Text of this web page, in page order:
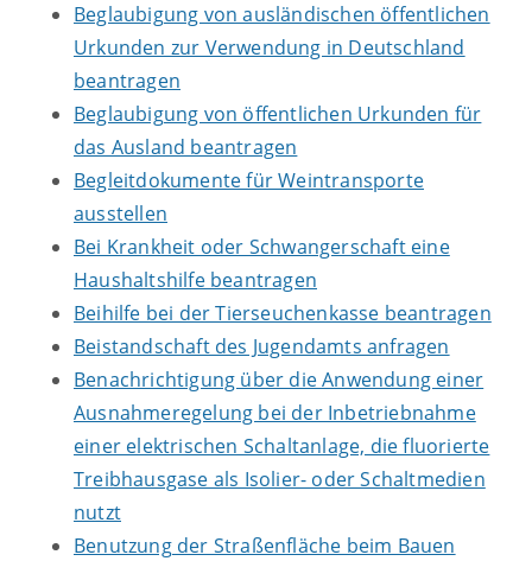
Beglaubigung von ausländischen öffentlichen
Urkunden zur Verwendung in Deutschland
beantragen
Beglaubigung von öffentlichen Urkunden für
das Ausland beantragen
Begleitdokumente für Weintransporte
ausstellen
Bei Krankheit oder Schwangerschaft eine
Haushaltshilfe beantragen
Beihilfe bei der Tierseuchenkasse beantragen
Beistandschaft des Jugendamts anfragen
Benachrichtigung über die Anwendung einer
Ausnahmeregelung bei der Inbetriebnahme
einer elektrischen Schaltanlage, die fluorierte
Treibhausgase als Isolier- oder Schaltmedien
nutzt
Benutzung der Straßenfläche beim Bauen